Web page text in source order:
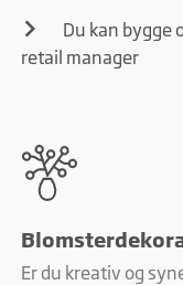
Du kan bygge
retail manager
Er du kreativ og